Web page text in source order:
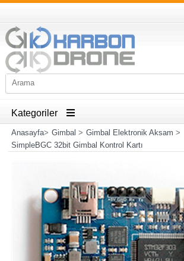
Kategoriler
Anasayfa> Gimbal > Gimbal Elektronik Aksam >
SimpleBGC 32bit Gimbal Kontrol Kartı